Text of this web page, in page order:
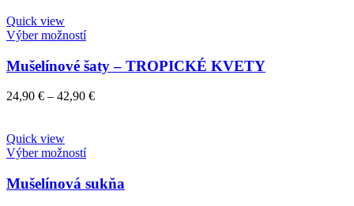
Quick view
Výber možností
Mušelínové šaty – TROPICKÉ KVETY
24,90 € – 42,90 €
Quick view
Výber možností
Mušelínová sukňa